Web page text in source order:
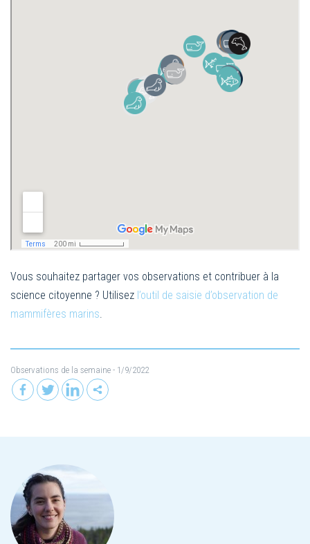
Vous souhaitez partager vos observations et contribuer à la
science citoyenne ? Utilisez l’outil de saisie d’observation de
mammifères marins.
Observations de la semaine - 1/9/2022